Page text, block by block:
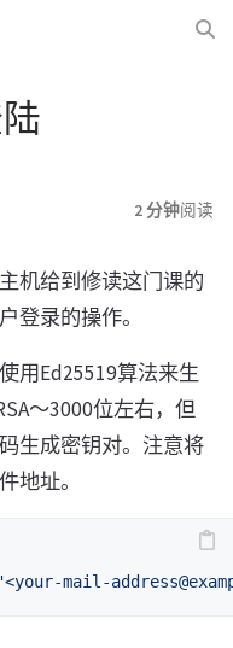
2 分钟阅读
机给到修读这门课的
登录的操作。
用Ed25519算法来生
～3000位左右，但
生成密钥对。注意将
地址。
your-mail-